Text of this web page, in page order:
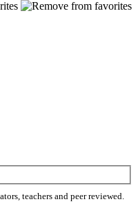
teachers and peer reviewed.